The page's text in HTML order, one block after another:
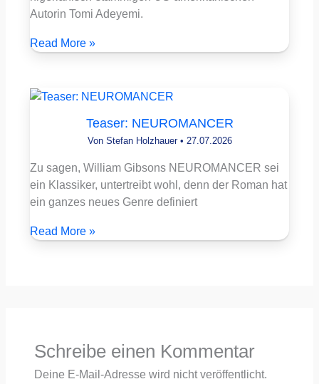
Autorin Tomi Adeyemi.
Read More »
Teaser: NEUROMANCER
Von Stefan Holzhauer • 27.07.2026
Zu sagen, William Gibsons NEUROMANCER sei
ein Klassiker, untertreibt wohl, denn der Roman hat
ein ganzes neues Genre definiert
Read More »
Schreibe einen Kommentar
Deine E-Mail-Adresse wird nicht veröffentlicht.